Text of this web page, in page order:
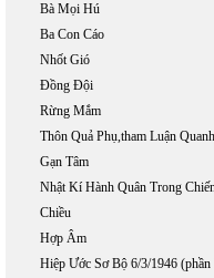
Bà Mọi Hú
Ba Con Cáo
Nhốt Gió
Đồng Đội
Rừng Mắm
Thôn Quả Phụ,tham Luận
Gạn Tâm
Nhật Kí Hành Quân Trong
Chiều
Hợp Âm
Hiệp Ước Sơ Bộ 6/3/1946